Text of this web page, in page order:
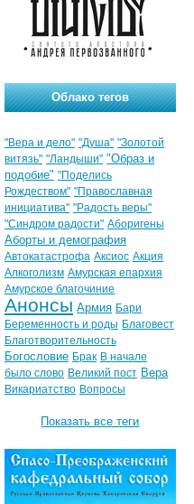
Облако тегов
"Вера и дело" "Душа" "Золотой
витязь" "Ландыши" "Образ и
подобие" "Поделись
Рождеством" "Православная
инициатива" "Радость веры"
"Синдром радости" Аборигены
Аборты и демография
Автокатастрофа Аксиос Акция
Алкоголизм Амурская епархия
Амурское благочиние
Анонсы Армия Бари
Беременность и роды Благовест
Благотворительность
Богословие Брак В начале
было слово Великий пост Вера
Викариатство Вопросы
Показать все теги